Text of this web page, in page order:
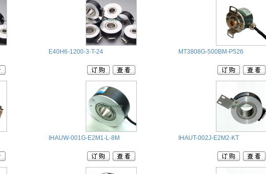
E40H6-1200-3-T-24 MT3808G-500BM-P526
IHAUW-001G-E2M1-L-8M IHAUT-002J-E2M2-KT